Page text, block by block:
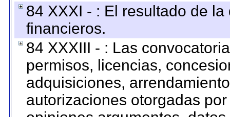
84 XXXI - : El resultado de
financieros.
84 XXXIII - : Las
permisos, licencias,
adquisiciones,
autorizaciones otorgadas